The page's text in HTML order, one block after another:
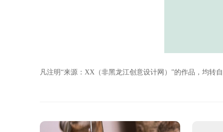
凡注明“来源：XX（非黑龙江创意设计网）”的作品，均转